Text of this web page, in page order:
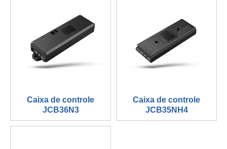
Caixa de controle
JCB36N3
Caixa de controle
JCB35NH4